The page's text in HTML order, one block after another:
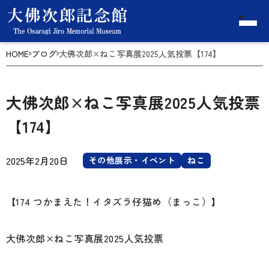
HOME ブログ 大佛次郎×ねこ写真展2025人気投票【174】
大佛次郎×ねこ写真展2025人気投票
【174】
2025年2月20日 その他展示・イベント ねこ
【174 つかまえた！イタズラ仔猫め（まっこ）】
大佛次郎×ねこ写真展2025人気投票